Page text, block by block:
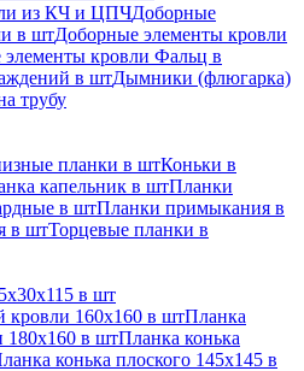
из КЧ и ЦПЧДоборные
в штДоборные элементы кровли
кровли Фальц в
в штДымники (флюгарка)
трубу
планки в штКоньки в
капельник в штПланки
в штПланки примыкания в
в штТорцевые планки в
в шт
кровли 160х160 в штПланка
180х160 в штПланка конька
конька плоского 145х145 в